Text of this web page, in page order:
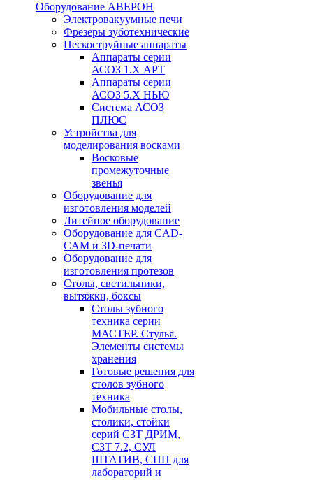
Оборудование АВЕРОН
Электровакуумные печи
Фрезеры зуботехнические
Пескоструйные аппараты
Аппараты серии
АСОЗ 1.Х АРТ
Аппараты серии
АСОЗ 5.Х НЬЮ
Система АСОЗ
ПЛЮС
Устройства для
моделирования восками
Восковые
промежуточные
звенья
Оборудование для
изготовления моделей
Литейное оборудование
Оборудование для CAD-
CAM и 3D-печати
Оборудование для
изготовления протезов
Cтолы, светильники,
вытяжки, боксы
Столы зубного
техника серии
МАСТЕР. Стулья.
Элементы системы
хранения
Готовые решения для
столов зубного
техника
Мобильные столы,
столики, стойки
серий СЗТ ДРИМ,
СЗТ 7.2, СУЛ
ШТАТИВ, СПП для
лабораторий и